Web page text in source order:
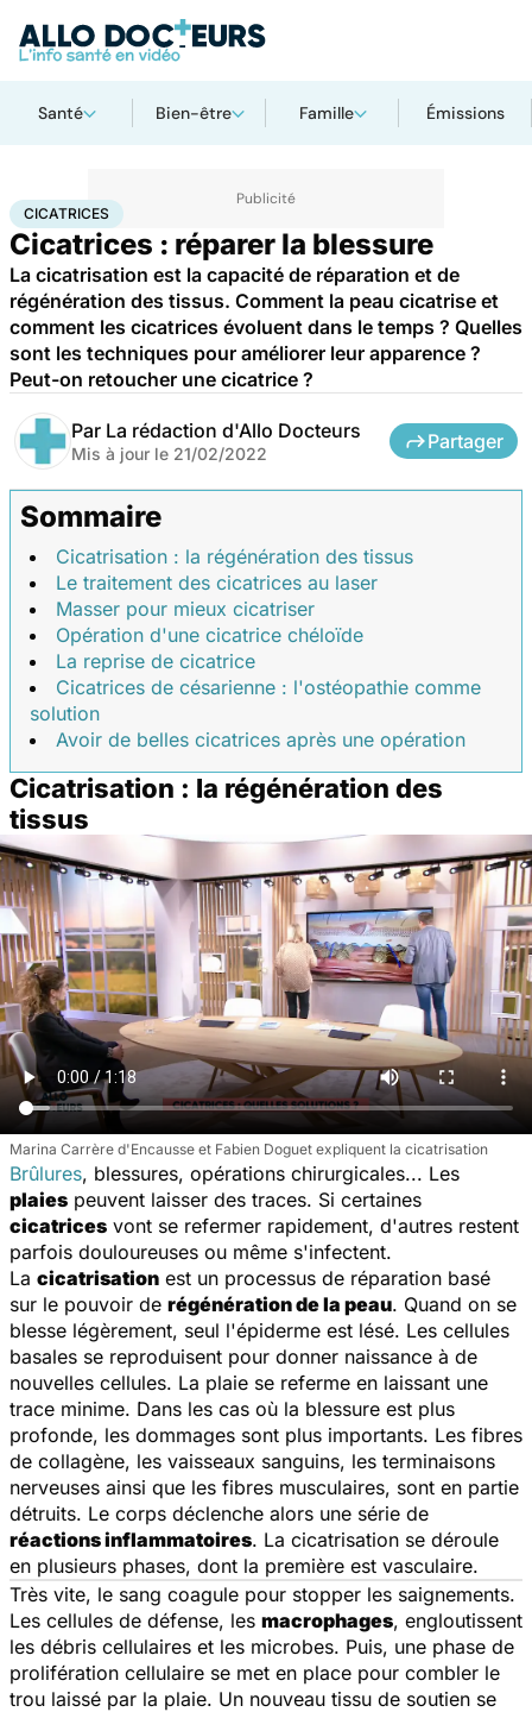
Santé Bien-être Famille Émissions
AccueilSanté Maladies
CICATRICES
Cicatrices : réparer la blessure
La cicatrisation est la capacité de réparation et de
régénération des tissus. Comment la peau cicatrise et
comment les cicatrices évoluent dans le temps ? Quelles
sont les techniques pour améliorer leur apparence ?
Peut-on retoucher une cicatrice ?
Par La rédaction d'Allo Docteurs
Mis à jour le 21/02/2022
Partager
Sommaire
Cicatrisation : la régénération des tissus
Le traitement des cicatrices au laser
Masser pour mieux cicatriser
Opération d'une cicatrice chéloïde
La reprise de cicatrice
Cicatrices de césarienne : l'ostéopathie comme
solution
Avoir de belles cicatrices après une opération
Cicatrisation : la régénération des
tissus
Marina Carrère d'Encausse et Fabien Doguet expliquent la cicatrisation
Brûlures, blessures, opérations chirurgicales... Les
plaies peuvent laisser des traces. Si certaines
cicatrices vont se refermer rapidement, d'autres restent
parfois douloureuses ou même s'infectent.
La cicatrisation est un processus de réparation basé
sur le pouvoir de régénération de la peau. Quand on se
blesse légèrement, seul l'épiderme est lésé. Les cellules
basales se reproduisent pour donner naissance à de
nouvelles cellules. La plaie se referme en laissant une
trace minime. Dans les cas où la blessure est plus
profonde, les dommages sont plus importants. Les fibres
de collagène, les vaisseaux sanguins, les terminaisons
nerveuses ainsi que les fibres musculaires, sont en partie
détruits. Le corps déclenche alors une série de
réactions inflammatoires. La cicatrisation se déroule
en plusieurs phases, dont la première est vasculaire.
Très vite, le sang coagule pour stopper les saignements.
Les cellules de défense, les macrophages, engloutissent
les débris cellulaires et les microbes. Puis, une phase de
prolifération cellulaire se met en place pour combler le
trou laissé par la plaie. Un nouveau tissu de soutien se